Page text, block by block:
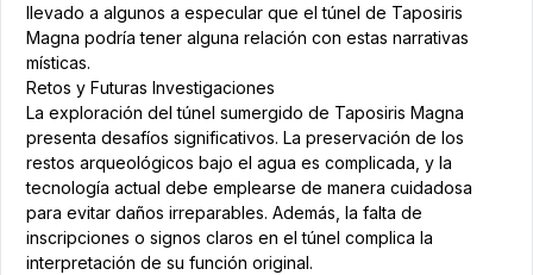
llevado a algunos a especular que el túnel de Taposiris
Magna podría tener alguna relación con estas narrativas
místicas.
Retos y Futuras Investigaciones
La exploración del túnel sumergido de Taposiris Magna
presenta desafíos significativos. La preservación de los
restos arqueológicos bajo el agua es complicada, y la
tecnología actual debe emplearse de manera cuidadosa
para evitar daños irreparables. Además, la falta de
inscripciones o signos claros en el túnel complica la
interpretación de su función original.